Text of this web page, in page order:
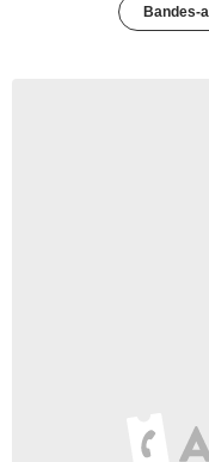
Bandes-